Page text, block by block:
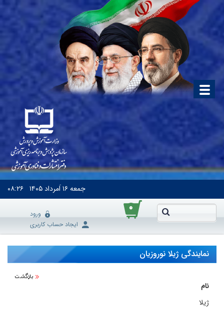
جمعه۱۶ اَمرداد ۱۴۰۵ ۰۸:۲۶
۰
ورود
ایجاد حساب کاربری
نمایندگی ژیلا نوروزیان
نام
ژیلا